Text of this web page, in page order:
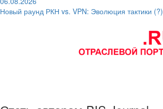
Новый раунд РКН vs. VPN: Эволюция тактики (?)